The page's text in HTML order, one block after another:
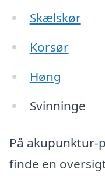
Skælskør
Korsør
Høng
Svinninge
På akupunktur-
finde en